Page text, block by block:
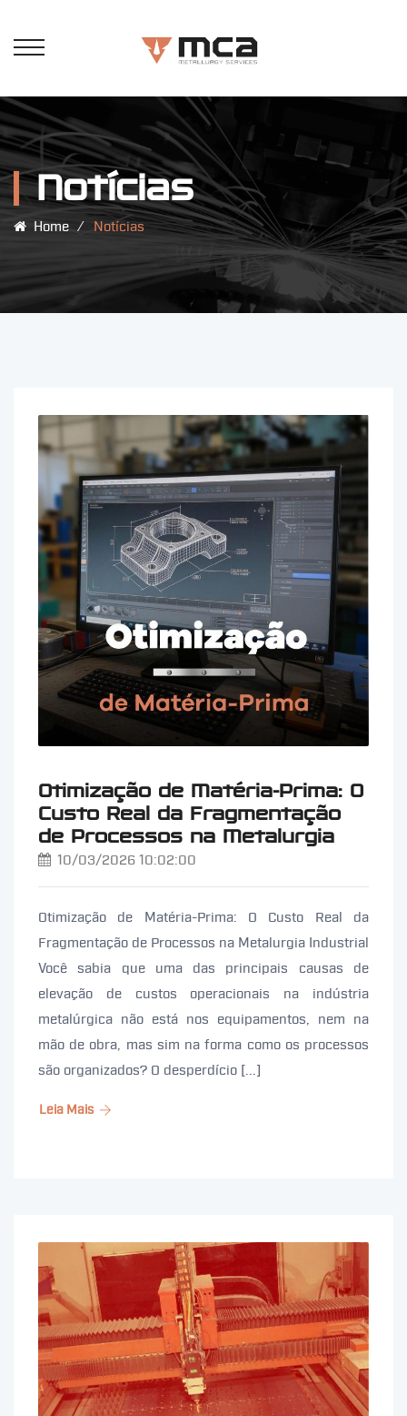
Notícias
Home ⁄ Notícias
Otimização de Matéria-Prima: O
Custo Real da Fragmentação
de Processos na Metalurgia
10/03/2026 10:02:00
Otimização de Matéria-Prima: O Custo Real da
Fragmentação de Processos na Metalurgia Industrial
Você sabia que uma das principais causas de
elevação de custos operacionais na indústria
metalúrgica não está nos equipamentos, nem na
mão de obra, mas sim na forma como os processos
são organizados? O desperdício [...]
Leia Mais